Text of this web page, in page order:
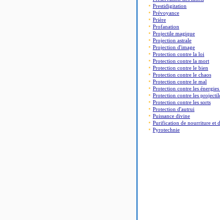
Prestidigitation
Prévoyance
Prière
Profanation
Projectile magique
Projection astrale
Projection d'image
Protection contre la loi
Protection contre la mort
Protection contre le bien
Protection contre le chaos
Protection contre le mal
Protection contre les
Protection contre les
Protection contre les sorts
Protection d'autrui
Puissance divine
Purification de nourriture et
Pyrotechnie